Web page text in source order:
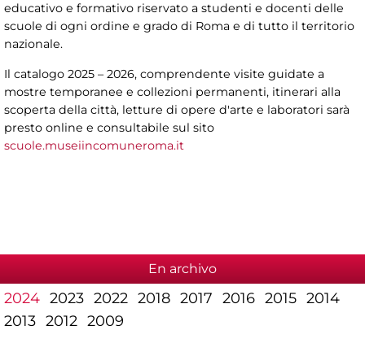
educativo e formativo riservato a studenti e docenti delle
scuole di ogni ordine e grado di Roma e di tutto il territorio
nazionale.
Il catalogo 2025 – 2026, comprendente visite guidate a
mostre temporanee e collezioni permanenti, itinerari alla
scoperta della città, letture di opere d'arte e laboratori sarà
presto online e consultabile sul sito
scuole.museiincomuneroma.it
En archivo
2024 2023 2022 2018 2017 2016 2015 2014
2013 2012 2009